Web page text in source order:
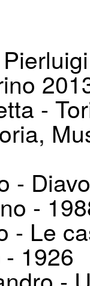
-
-
-
- Le
1926